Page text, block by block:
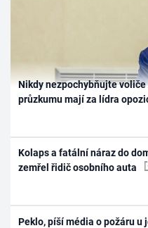
Nikdy nezpochybňujte voliče
průzkumu mají za lídra
Kolaps a fatální náraz do
zemřel řidič osobního auta
Peklo, píší média o požáru u